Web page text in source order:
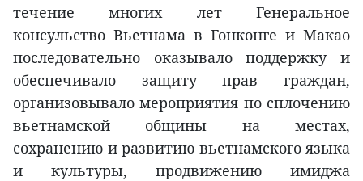
течение многих лет Генеральное
консульство Вьетнама в Гонконге и Макао
последовательно оказывало поддержку и
обеспечивало защиту прав граждан,
организовывало мероприятия по сплочению
вьетнамской общины на местах,
сохранению и развитию вьетнамского языка
и культуры, продвижению имиджа